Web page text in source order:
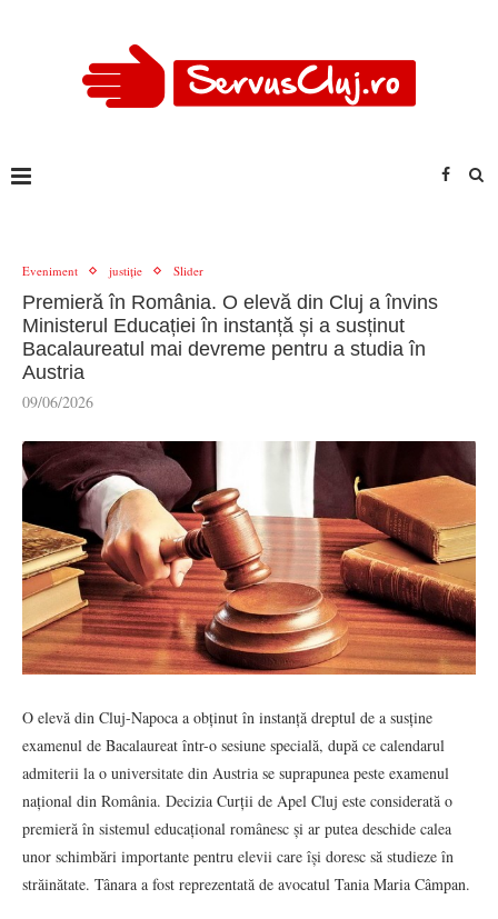
Eveniment justiție Slider
Premieră în România. O elevă din Cluj a învins
Ministerul Educației în instanță și a susținut
Bacalaureatul mai devreme pentru a studia în
Austria
09/06/2026
O elevă din Cluj-Napoca a obținut în instanță dreptul de a susține
examenul de Bacalaureat într-o sesiune specială, după ce calendarul
admiterii la o universitate din Austria se suprapunea peste examenul
național din România. Decizia Curții de Apel Cluj este considerată o
premieră în sistemul educațional românesc și ar putea deschide calea
unor schimbări importante pentru elevii care își doresc să studieze în
străinătate. Tânara a fost reprezentată de avocatul Tania Maria Câmpan.